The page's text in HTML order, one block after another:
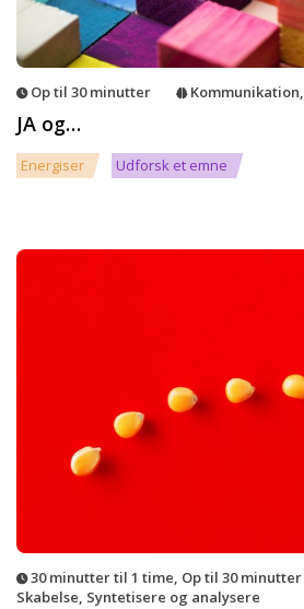
Op til 30 minutter Kommunikation,
JA og…
Energiser Udforsk et emne
30 minutter til 1 time, Op til 30 minutter
Skabelse, Syntetisere og analysere